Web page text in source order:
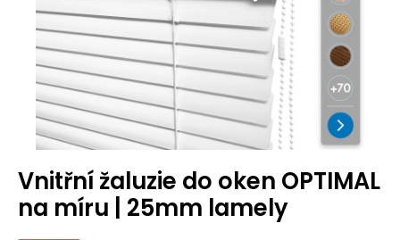
Vnitřní žaluzie do oken OPTIMAL
na míru | 25mm lamely